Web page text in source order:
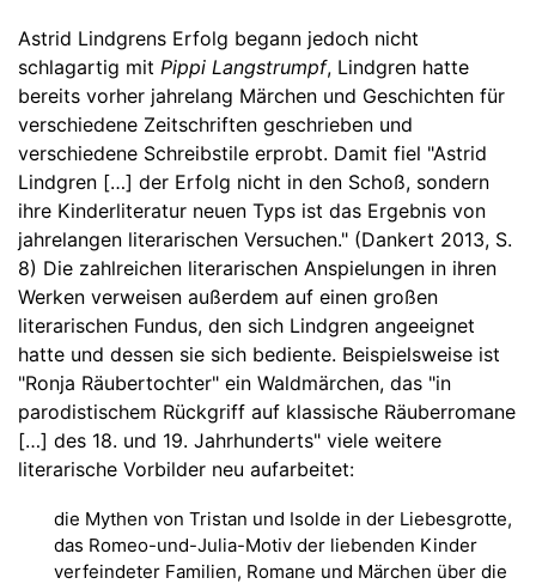
Astrid Lindgrens Erfolg begann jedoch nicht
schlagartig mit Pippi Langstrumpf, Lindgren hatte
bereits vorher jahrelang Märchen und Geschichten für
verschiedene Zeitschriften geschrieben und
verschiedene Schreibstile erprobt. Damit fiel "Astrid
Lindgren […] der Erfolg nicht in den Schoß, sondern
ihre Kinderliteratur neuen Typs ist das Ergebnis von
jahrelangen literarischen Versuchen." (Dankert 2013, S.
8) Die zahlreichen literarischen Anspielungen in ihren
Werken verweisen außerdem auf einen großen
literarischen Fundus, den sich Lindgren angeeignet
hatte und dessen sie sich bediente. Beispielsweise ist
"Ronja Räubertochter" ein Waldmärchen, das "in
parodistischem Rückgriff auf klassische Räuberromane
[…] des 18. und 19. Jahrhunderts" viele weitere
literarische Vorbilder neu aufarbeitet:
die Mythen von Tristan und Isolde in der Liebesgrotte,
das Romeo-und-Julia-Motiv der liebenden Kinder
verfeindeter Familien, Romane und Märchen über die